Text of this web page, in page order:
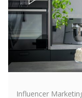
Categorie
Influencer